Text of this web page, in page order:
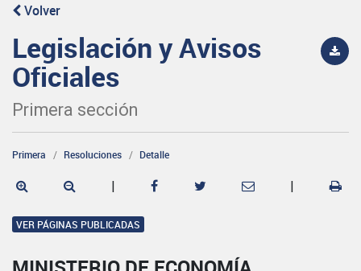
Volver
Legislación y Avisos
Oficiales
Primera sección
Primera Resoluciones Detalle
| |
VER PÁGINAS PUBLICADAS